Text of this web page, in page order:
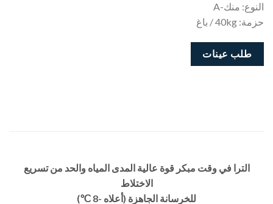
النوع: منك-A
حزمة: 40kg / باغ
طلب عينات
الترا في وقت مبكر قوة عالية المدى المياه والحد من تسريع
الاختلاط
للخرسانة الجاهزة (أعلاه -8 ℃)